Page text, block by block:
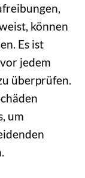
können
Es ist
jedem
überprüfen.
um